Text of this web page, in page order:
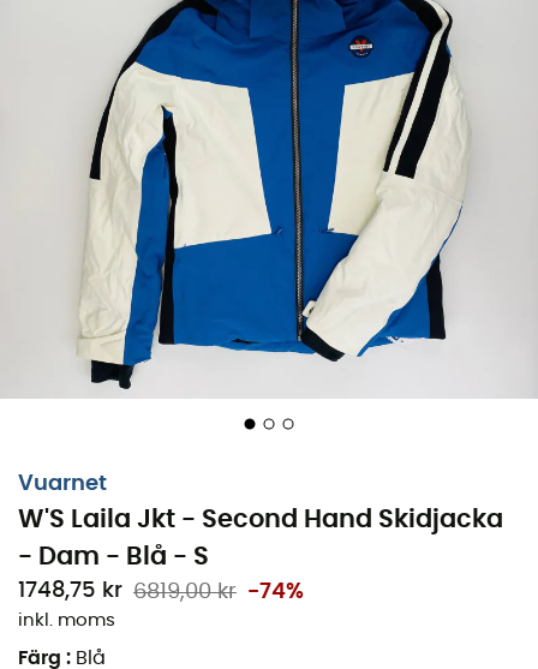
Vuarnet
W'S Laila Jkt - Second Hand Skidjacka
- Dam - Blå - S
1748,75 kr 6819,00 kr -74%
inkl. moms
Färg : Blå